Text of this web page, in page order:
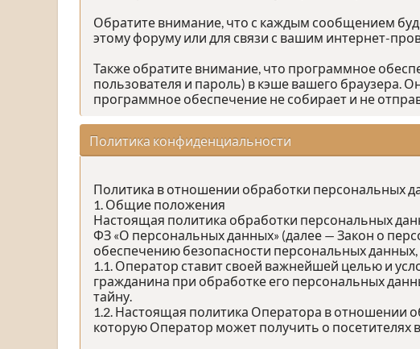
Обратите внимание, что с каждым сообщением
этому форуму или для связи с вашим интернет-
Также обратите внимание, что программное
пользователя и пароль) в кэше вашего браузера.
программное обеспечение не собирает и не
Политика конфиденциальности
Политика в отношении обработки персональных
1. Общие положения
Настоящая политика обработки персональных
ФЗ «О персональных данных» (далее — Закон о
обеспечению безопасности персональных
1.1. Оператор ставит своей важнейшей целью и
гражданина при обработке его персональных
тайну.
1.2. Настоящая политика Оператора в отношении
которую Оператор может получить о посетителях